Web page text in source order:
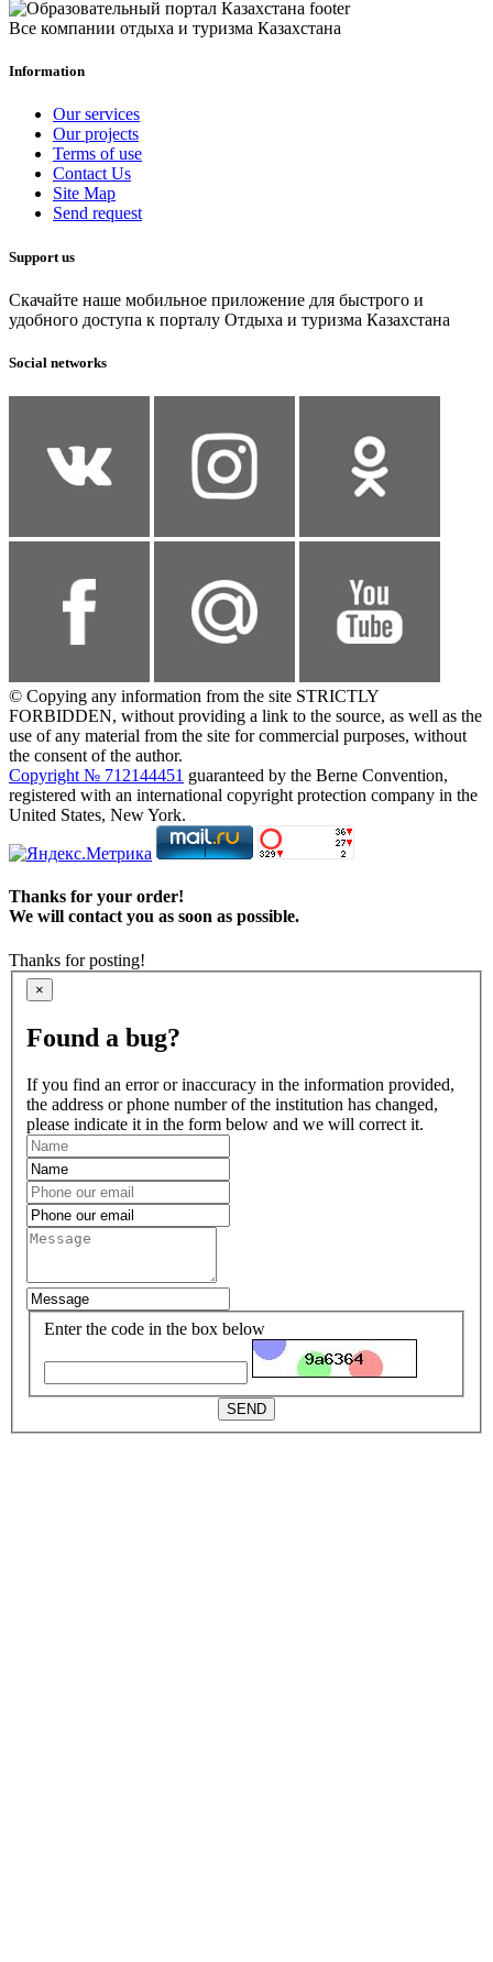
Все компании отдыха и туризма Казахстана
Information
Our services
Our projects
Terms of use
Contact Us
Site Map
Send request
Support us
Скачайте наше мобильное приложение для быстрого и
удобного доступа к порталу Отдыха и туризма Казахстана
Social networks
© Copying any information from the site STRICTLY
FORBIDDEN, without providing a link to the source, as well as the
use of any material from the site for commercial purposes, without
the consent of the author.
Copyright № 712144451 guaranteed by the Berne Convention,
registered with an international copyright protection company in the
United States, New York.
Thanks for your order!
We will contact you as soon as possible.
Thanks for posting!
×
Found a bug?
If you find an error or inaccuracy in the information provided,
the address or phone number of the institution has changed,
please indicate it in the form below and we will correct it.
Enter the code in the box below
SEND